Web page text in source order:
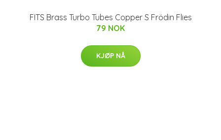
FITS Brass Turbo Tubes Copper S Frödin Flies
79 NOK
KJØP NÅ